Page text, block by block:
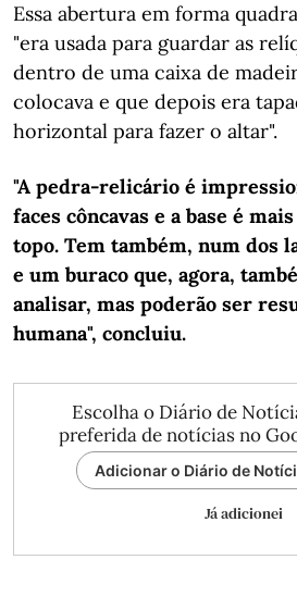
Essa abertura em forma
"era usada para guardar as
dentro de uma caixa de
colocava e que depois era
horizontal para fazer o altar".
"A pedra-relicário é
faces côncavas e a base é
topo. Tem também, num dos
e um buraco que, agora,
analisar, mas poderão ser
humana", concluiu.
Escolha o Diário de
preferida de notícias no
Adicionar o Diário de
Já adicionei